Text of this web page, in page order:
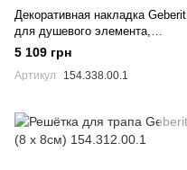
Декоративная накладка Geberit
для душевого элемента,
комплект под плитку без рамки
154.338.00.1
5 109 грн
Артикул 154.338.00.1